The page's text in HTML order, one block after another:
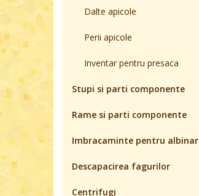
Dalte apicole
Perii apicole
Inventar pentru presaca
Stupi si parti componente
Rame si parti componente
Imbracaminte pentru albinar
Descapacirea fagurilor
Centrifugi